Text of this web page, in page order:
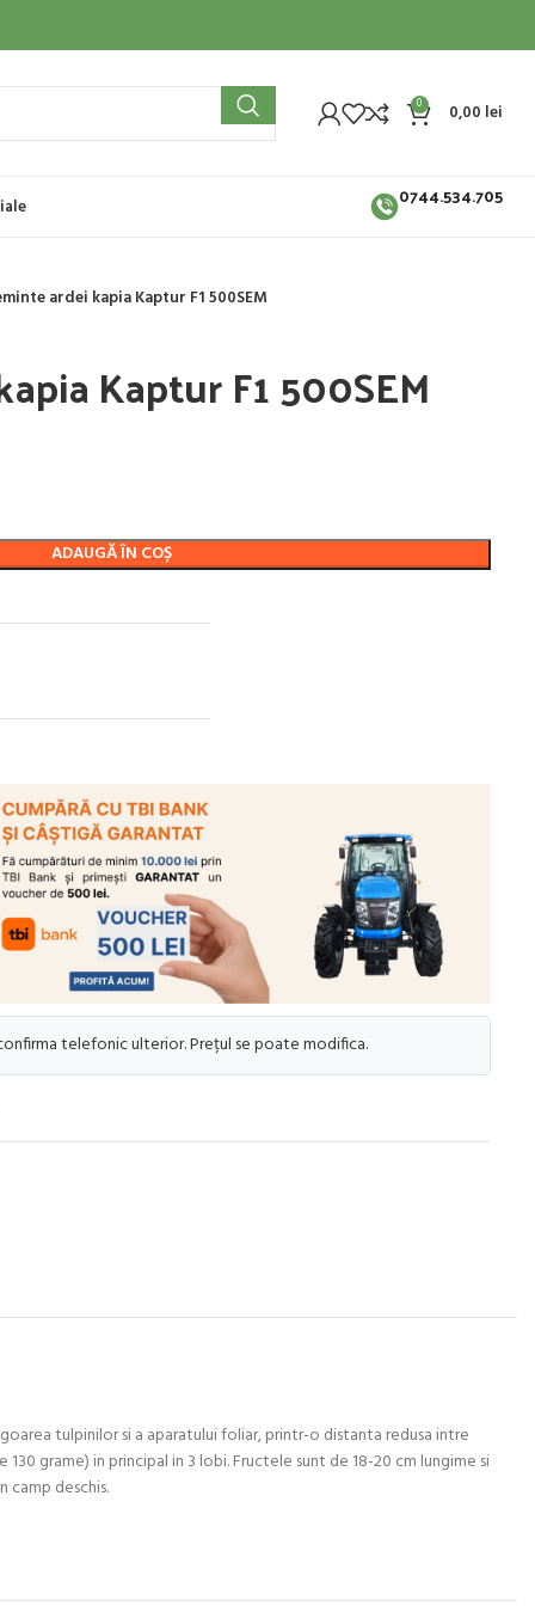
0 0,00 lei
0744.534.705
ardei kapia Kaptur F1 500SEM
Kaptur F1 500SEM
ADAUGĂ ÎN COȘ
telefonic ulterior. Prețul se poate modifica.
tulpinilor si a aparatului foliar, printr-o distanta redusa intre
grame) in principal in 3 lobi. Fructele sunt de 18-20 cm lungime si
camp deschis.